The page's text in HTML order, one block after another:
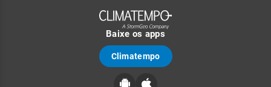
Baixe os apps
Climatempo